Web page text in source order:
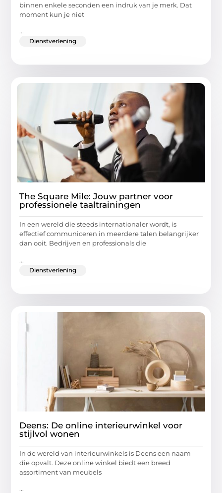
binnen enkele seconden een indruk van je merk. Dat
moment kun je niet
...
Dienstverlening
The Square Mile: Jouw partner voor
professionele taaltrainingen
In een wereld die steeds internationaler wordt, is
effectief communiceren in meerdere talen belangrijker
dan ooit. Bedrijven en professionals die
...
Dienstverlening
Deens: De online interieurwinkel voor
stijlvol wonen
In de wereld van interieurwinkels is Deens een naam
die opvalt. Deze online winkel biedt een breed
assortiment van meubels
...